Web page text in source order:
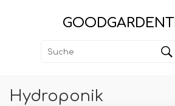
Hydroponik